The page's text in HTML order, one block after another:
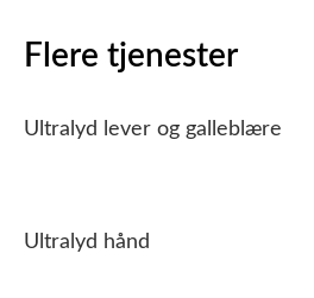
Flere tjenester
Ultralyd lever og galleblære
Ultralyd hånd